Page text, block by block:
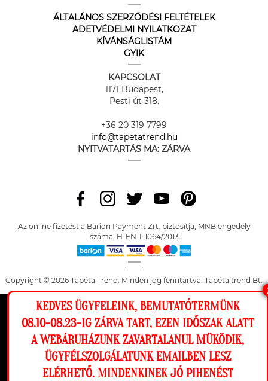
Ez a weboldal cookie-kat használ, hogy a
lehető legjobb élményt nyújtsa honlapunkon.
Beállítások
ÁLTALÁNOS SZERZŐDÉSI FELTÉTELEK
ADETVÉDELMI NYILATKOZAT
KÍVÁNSÁGLISTÁM
GYIK
KAPCSOLAT
1171 Budapest,
Pesti út 318.
+36 20 319 7799
info@tapetatrend.hu
NYITVATARTÁS MA: ZÁRVA
Az online fizetést a Barion Payment Zrt. biztosítja, MNB engedély
száma: H-EN-I-1064/2013
Copyright © 2026 Tapéta Trend. Minden jog fenntartva. Tapéta trend Bt.
KEDVES ÜGYFELEINK, BEMUTATÓTERMÜNK
08.10-08.23-IG ZÁRVA TART, EZEN IDŐSZAK ALATT
A WEBÁRUHÁZUNK ZAVARTALANUL MÜKÖDIK,
ÜGYFÉLSZOLGÁLATUNK EMAILBEN LESZ
ELÉRHETŐ. MINDENKINEK JÓ PIHENÉST